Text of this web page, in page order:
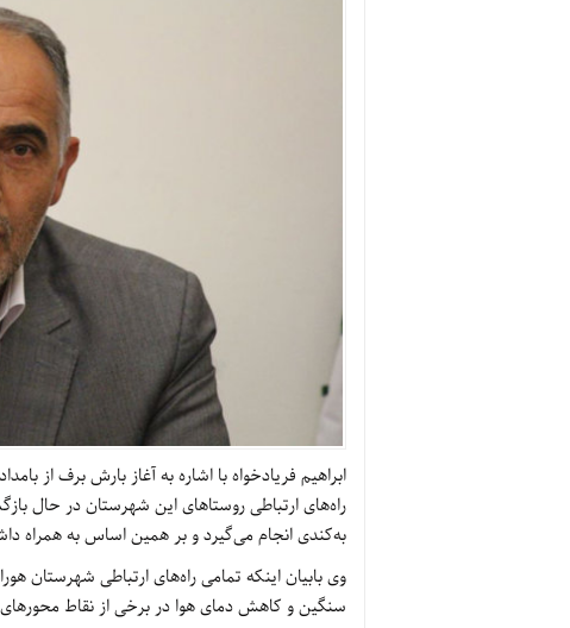
ابراهیم فریادخواه با اشاره به آغاز بارش برف از
راه‌های ارتباطی روستاهای این شهرستان در حال
به‌کندی انجام می‌گیرد و بر همین اساس به همراه
وی بابیان اینکه تمامی راه‌های ارتباطی شهرستان
سنگین و کاهش دمای هوا در برخی از نقاط محورهای